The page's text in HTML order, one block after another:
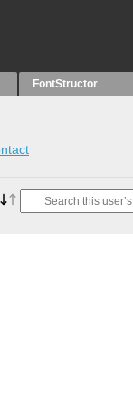
FontStructor